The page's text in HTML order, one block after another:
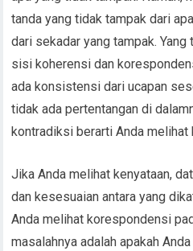
tanda yang tidak tampak dari
dari sekadar yang tampak.
sisi koherensi dan
ada konsistensi dari ucapan
tidak ada pertentangan di
kontradiksi berarti Anda melihat
Jika Anda melihat kenyataan,
dan kesesuaian antara yang
Anda melihat korespondensi
masalahnya adalah apakah